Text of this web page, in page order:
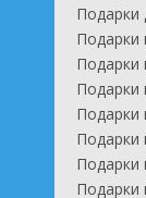
Подарки
Подарки
Подарки
Подарки
Подарки
Подарки
Подарки
Подарки